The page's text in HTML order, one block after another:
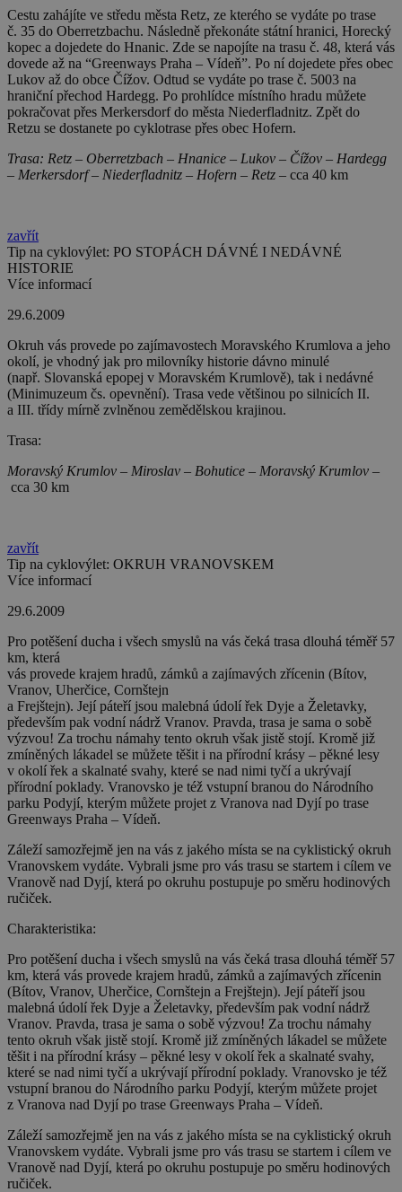
Cestu zahájíte ve středu města Retz, ze kterého se vydáte po trase
č. 35 do Oberretzbachu. Následně překonáte státní hranici, Horecký
kopec a dojedete do Hnanic. Zde se napojíte na trasu č. 48, která vás
dovede až na “Greenways Praha – Vídeň”. Po ní dojedete přes obec
Lukov až do obce Čížov. Odtud se vydáte po trase č. 5003 na
hraniční přechod Hardegg. Po prohlídce místního hradu můžete
pokračovat přes Merkersdorf do města Niederfladnitz. Zpět do
Retzu se dostanete po cyklotrase přes obec Hofern.
Trasa: Retz – Oberretzbach – Hnanice – Lukov – Čížov – Hardegg
– Merkersdorf – Niederfladnitz – Hofern – Retz – cca 40 km
zavřít
Tip na cyklovýlet: PO STOPÁCH DÁVNÉ I NEDÁVNÉ
HISTORIE
Více informací
29.6.2009
Okruh vás provede po zajímavostech Moravského Krumlova a jeho
okolí, je vhodný jak pro milovníky historie dávno minulé
(např. Slovanská epopej v Moravském Krumlově), tak i nedávné
(Minimuzeum čs. opevnění). Trasa vede většinou po silnicích II.
a III. třídy mírně zvlněnou zemědělskou krajinou.
Trasa:
Moravský Krumlov – Miroslav – Bohutice – Moravský Krumlov –
cca 30 km
zavřít
Tip na cyklovýlet: OKRUH VRANOVSKEM
Více informací
29.6.2009
Pro potěšení ducha i všech smyslů na vás čeká trasa dlouhá téměř 57
km, která
vás provede krajem hradů, zámků a zajímavých zřícenin (Bítov,
Vranov, Uherčice, Cornštejn
a Frejštejn). Její páteří jsou malebná údolí řek Dyje a Želetavky,
především pak vodní nádrž Vranov. Pravda, trasa je sama o sobě
výzvou! Za trochu námahy tento okruh však jistě stojí. Kromě již
zmíněných lákadel se můžete těšit i na přírodní krásy – pěkné lesy
v okolí řek a skalnaté svahy, které se nad nimi tyčí a ukrývají
přírodní poklady. Vranovsko je též vstupní branou do Národního
parku Podyjí, kterým můžete projet z Vranova nad Dyjí po trase
Greenways Praha – Vídeň.
Záleží samozřejmě jen na vás z jakého místa se na cyklistický okruh
Vranovskem vydáte. Vybrali jsme pro vás trasu se startem i cílem ve
Vranově nad Dyjí, která po okruhu postupuje po směru hodinových
ručiček.
Charakteristika:
Pro potěšení ducha i všech smyslů na vás čeká trasa dlouhá téměř 57
km, která vás provede krajem hradů, zámků a zajímavých zřícenin
(Bítov, Vranov, Uherčice, Cornštejn a Frejštejn). Její páteří jsou
malebná údolí řek Dyje a Želetavky, především pak vodní nádrž
Vranov. Pravda, trasa je sama o sobě výzvou! Za trochu námahy
tento okruh však jistě stojí. Kromě již zmíněných lákadel se můžete
těšit i na přírodní krásy – pěkné lesy v okolí řek a skalnaté svahy,
které se nad nimi tyčí a ukrývají přírodní poklady. Vranovsko je též
vstupní branou do Národního parku Podyjí, kterým můžete projet
z Vranova nad Dyjí po trase Greenways Praha – Vídeň.
Záleží samozřejmě jen na vás z jakého místa se na cyklistický okruh
Vranovskem vydáte. Vybrali jsme pro vás trasu se startem i cílem ve
Vranově nad Dyjí, která po okruhu postupuje po směru hodinových
ručiček.